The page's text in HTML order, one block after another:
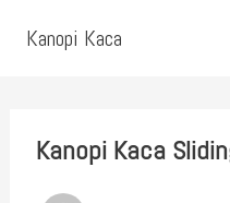
Kanopi Kaca
Kanopi Kaca